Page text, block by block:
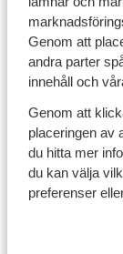
Genom att
andra parter
innehåll och
Genom att
placeringen av
du hitta mer
du kan välja
preferenser
vilken av
favorit?
Du som
att veta vad